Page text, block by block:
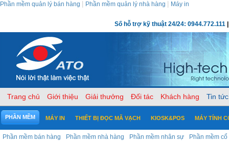
Phần mềm quản lý bán hàng Phần mềm quản lý nhà hàng Máy in
Số hỗ trợ kỹ thuật 24/24: 0944.772.111
Trang chủ Giới thiệu Giải thưởng Đối tác Khách hàng Tin tức
PHẦN MỀM
Phần mềm bán hàng Phần mềm nhà hàng Phần mềm nhân sự Phần mềm
MÁY IN THIẾT BỊ ĐỌC MÃ VẠCH KIOSK&POS MÁY TÍNH